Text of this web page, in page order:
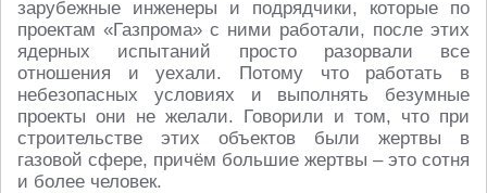
зарубежные инженеры и подрядчики, которые по
проектам «Газпрома» с ними работали, после этих
ядерных испытаний просто разорвали все
отношения и уехали. Потому что работать в
небезопасных условиях и выполнять безумные
проекты они не желали. Говорили и том, что при
строительстве этих объектов были жертвы в
газовой сфере, причём большие жертвы – это сотня
и более человек.